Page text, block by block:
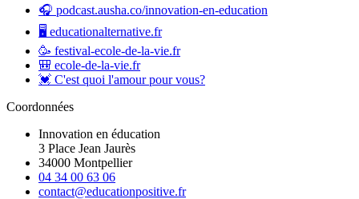
🎧 podcast.ausha.co/innovation-en-education
🖥️ educationalternative.fr
🥳 festival-ecole-de-la-vie.fr
🎒 ecole-de-la-vie.fr
💓 C'est quoi l'amour pour vous?
Coordonnées
Innovation en éducation
3 Place Jean Jaurès
34000 Montpellier
04 34 00 63 06
contact@educationpositive.fr